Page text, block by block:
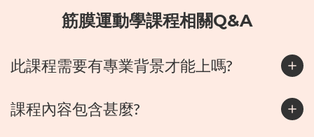
筋膜運動學課程相關Q&A
此課程需要有專業背景才能上嗎?
課程內容包含甚麼?